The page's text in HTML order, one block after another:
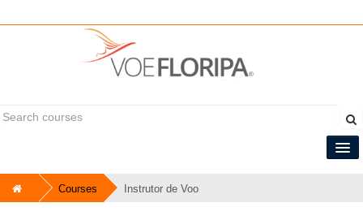
Central do Tripulante
Courses Instrutor de Voo